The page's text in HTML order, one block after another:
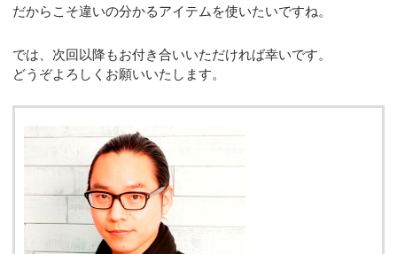
だからこそ違いの分かるアイテムを使いたいですね。
では、次回以降もお付き合いいただければ幸いです。
どうぞよろしくお願いいたします。